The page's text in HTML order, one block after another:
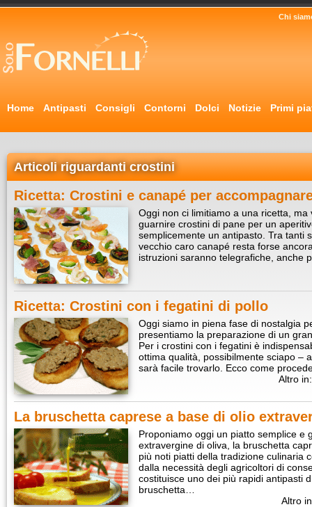
Chi
Home Antipasti Consigli Contorni Dolci Notizie Primi
Articoli riguardanti crostini
Ricetta: Crostini e canapé per
Oggi non ci limitiamo a una ricetta,
guarnire crostini di pane per un
semplicemente un antipasto. Tra tanti
vecchio caro canapé resta forse
istruzioni saranno telegrafiche, anche
Ricetta: Crostini con i fegatini di pollo
Oggi siamo in piena fase di nostalgia
presentiamo la preparazione di un
Per i crostini con i fegatini è
ottima qualità, possibilmente sciapo –
sarà facile trovarlo. Ecco come
Altro
La bruschetta caprese a base di olio
Proponiamo oggi un piatto semplice e
extravergine di oliva, la bruschetta
più noti piatti della tradizione culinaria
dalla necessità degli agricoltori di
costituisce uno dei più rapidi antipasti
bruschetta…
Altro